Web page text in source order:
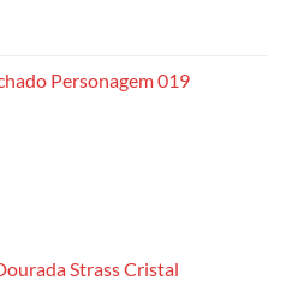
Personagem 019
Strass Cristal